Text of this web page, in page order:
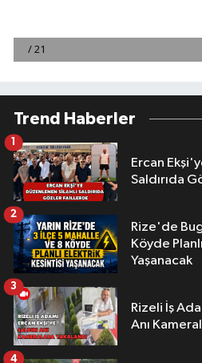
Trend Haberler
Ercan Ekşi'ye Düzenlenen
Saldırıda
1
Rize'de
Köyde
Yaşanacak
2
Rizeli İş
Anı
3
4